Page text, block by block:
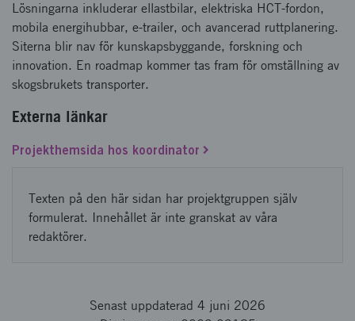
Lösningarna inkluderar ellastbilar, elektriska HCT-fordon,
mobila energihubbar, e-trailer, och avancerad ruttplanering.
Siterna blir nav för kunskapsbyggande, forskning och
innovation. En roadmap kommer tas fram för omställning av
skogsbrukets transporter.
Externa länkar
Projekthemsida hos koordinator
Texten på den här sidan har projektgruppen själv
formulerat. Innehållet är inte granskat av våra
redaktörer.
Senast uppdaterad 4 juni 2026